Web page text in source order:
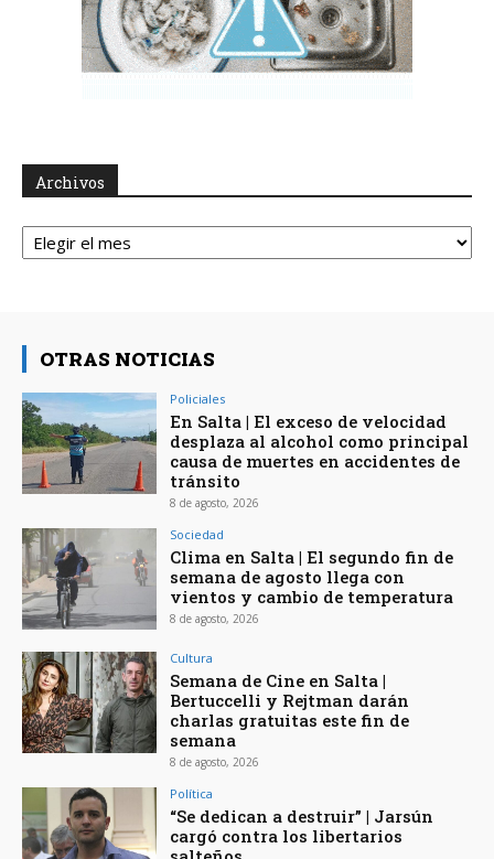
Archivos
Archivos
OTRAS NOTICIAS
Policiales
En Salta | El exceso de velocidad
desplaza al alcohol como principal
causa de muertes en accidentes de
tránsito
8 de agosto, 2026
Sociedad
Clima en Salta | El segundo fin de
semana de agosto llega con
vientos y cambio de temperatura
8 de agosto, 2026
Cultura
Semana de Cine en Salta |
Bertuccelli y Rejtman darán
charlas gratuitas este fin de
semana
8 de agosto, 2026
Política
“Se dedican a destruir” | Jarsún
cargó contra los libertarios